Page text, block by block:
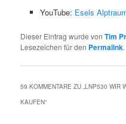
YouTube: Esels
Dieser Eintrag wurde vonTim
Lesezeichen für den Permalink.
59 KOMMENTARE ZU „LNP530 WIR
KAUFEN“